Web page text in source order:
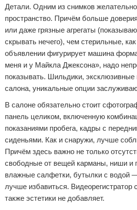
Детали. Одним из снимков желательно
пространство. Причём больше
или даже грязные агрегаты
скрывать нечего), чем стерильные,
объявлении фигурирует машина
меня и у Майкла Джексона», надо
показывать. Шильдики, эксклюзивные
салона, уникальные опции
В салоне обязательно стоит
панель целиком, включенную
показаниями пробега, кадры с
сиденьями. Как и снаружи, лучше
Причём здесь важно не только
свободные от вещей карманы, ниши и
влажные салфетки, бутылки с водой —
лучше избавиться.
также эстетики не добавляет.